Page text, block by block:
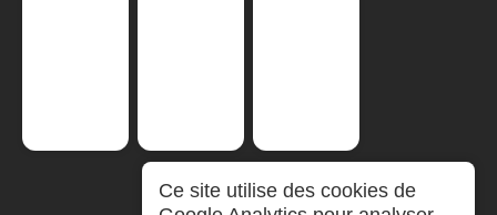
Ce site utilise des cookies de